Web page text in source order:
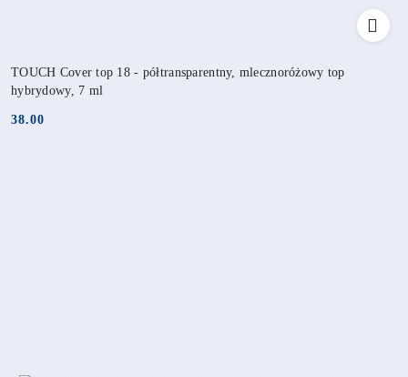
TOUCH Cover top 18 - półtransparentny, mlecznoróżowy top
hybrydowy, 7 ml
Cena:
38.00